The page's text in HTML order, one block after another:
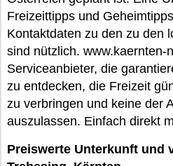
Freizeittipps und
Kontaktdaten zu den zu den
sind nützlich. www.kaernten-
Serviceanbieter, die
zu entdecken, die Freizeit
zu verbringen und keine der
auszulassen. Einfach direkt
Preiswerte Unterkunft und